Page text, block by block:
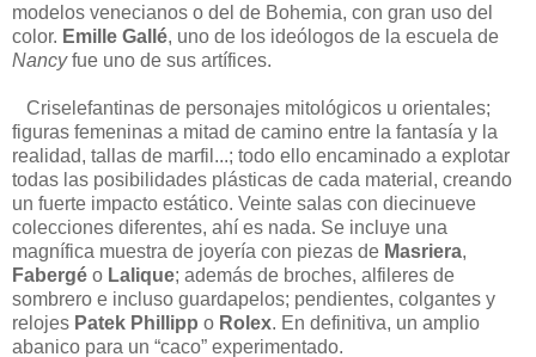
modelos venecianos o del de Bohemia, con gran uso del
color. Emille Gallé, uno de los ideólogos de la escuela de
Nancyfue uno de sus artífices.
Criselefantinas de personajes mitológicos u orientales;
figuras femeninas a mitad de camino entre la fantasía y la
realidad, tallas de marfil...; todo ello encaminado a explotar
todas las posibilidades plásticas de cada material, creando
un fuerte impacto estático. Veinte salas con diecinueve
colecciones diferentes, ahí es nada. Se incluye una
magnífica muestra de joyería con piezas de Masriera,
Fabergé o Lalique; además de broches, alfileres de
sombrero e incluso guardapelos; pendientes, colgantes y
relojes Patek Phillipp o Rolex. En definitiva, un amplio
abanico para un “caco” experimentado.